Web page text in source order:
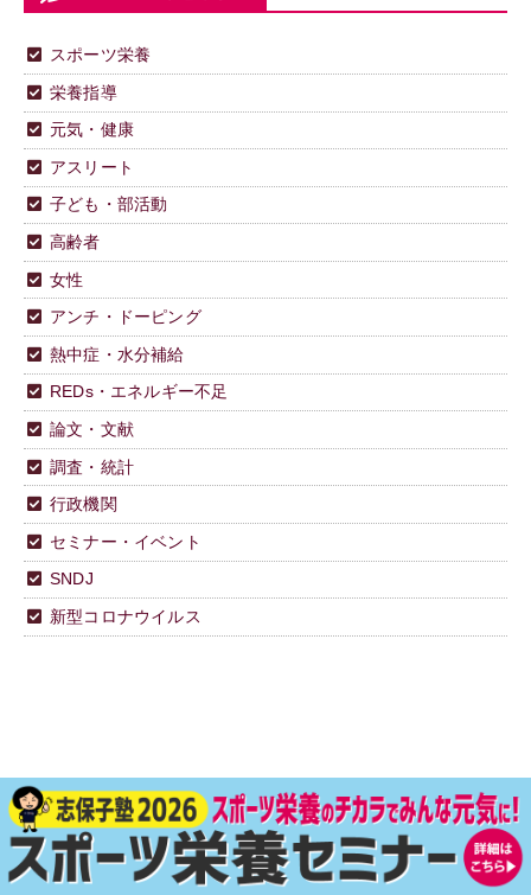
スポーツ栄養
栄養指導
元気・健康
アスリート
子ども・部活動
高齢者
女性
アンチ・ドーピング
熱中症・水分補給
REDs・エネルギー不足
論文・文献
調査・統計
行政機関
セミナー・イベント
SNDJ
新型コロナウイルス